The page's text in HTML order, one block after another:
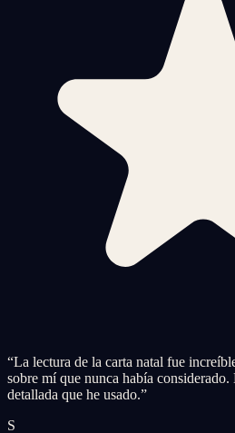
“La lectura de la carta natal fue
sobre mí que nunca había considerado.
detallada que he usado.”
S